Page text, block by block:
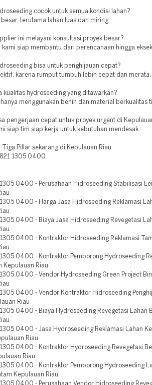
cocok untuk semua kondisi lahan?
besar, terutama lahan luas dan miring.
ini melayani konsultasi proyek besar?
kami siap membantu dari perencanaan hingga
bisa untuk penghijauan cepat?
karena rumput tumbuh lebih cepat dan merata.
kualitas hydroseeding yang ditawarkan?
hanya menggunakan benih dan material berkualitas
pengerjaan cepat untuk proyek urgent di
siap tim siap kerja untuk kebutuhan mendesak.
Pillar sekarang di Kepulauan Riau.
1305 0400
1305 0400 - Perusahaan Hidroseeding Stabilisasi
1305 0400 - Harga Jasa Hidroseeding Reklamasi
1305 0400 - Biaya Jasa Hidroseeding Revegetasi
1305 0400 - Kontraktor Hidroseeding Reklamasi
1305 0400 - Kontraktor Pemborong Hydroseeding
Kepulauan Riau
1305 0400 - Vendor Hydroseeding Green Project
1305 0400 - Vendor Kontraktor Hidroseeding
Riau
1305 0400 - Biaya Hydroseeding Revegetasi Lahan
1305 0400 - Jasa Hydroseeding Reklamasi Lahan
Riau
1305 0400 - Kontraktor Hydroseeding Revegetasi
Riau
1305 0400 - Kontraktor Pemborong Hydroseeding
Kepulauan Riau
1305 0400 - Perusahaan Vendor Hidroseeding